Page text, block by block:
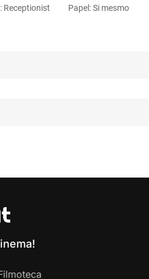
Receptionist
Papel: Si mesmo